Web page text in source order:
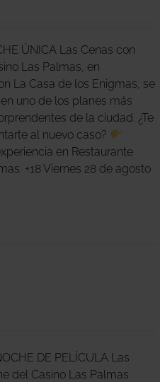
ÚNICA Las Cenas con
Las Palmas, en
La Casa de los Enigmas, se
uno de los planes más
de la ciudad. ¿Te
al nuevo caso?
en Restaurante
+18 Viernes 28 de agosto
DE PELÍCULA Las
del Casino Las Palmas